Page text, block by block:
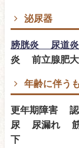
泌尿器
膀胱炎 尿道
炎 前立腺肥
年齢に伴う
更年期障害
尿 尿漏れ
下